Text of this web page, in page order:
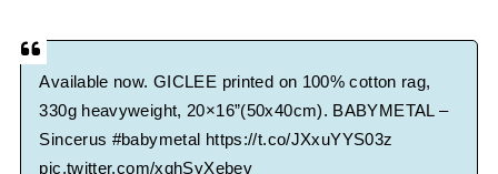
Available now. GICLEE printed on 100% cotton rag,
330g heavyweight, 20×16”(50x40cm). BABYMETAL –
Sincerus #babymetal
https://t.co/JXxuYYS03z
pic.twitter.com/xqhSyXebev